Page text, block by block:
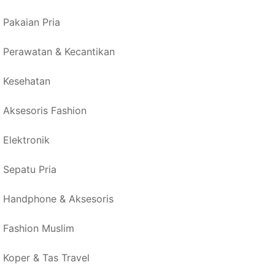
Pakaian Pria
Perawatan & Kecantikan
Kesehatan
Aksesoris Fashion
Elektronik
Sepatu Pria
Handphone & Aksesoris
Fashion Muslim
Koper & Tas Travel